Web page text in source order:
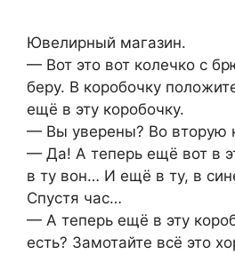
Ювелирный магазин.
— Вот это вот колечко с
беру. В коробочку
ещё в эту коробочку.
— Вы уверены? Во вторую
— Да! А теперь ещё вот в
в ту вон… И ещё в ту, в
Спустя час…
— А теперь ещё в эту
есть? Замотайте всё это